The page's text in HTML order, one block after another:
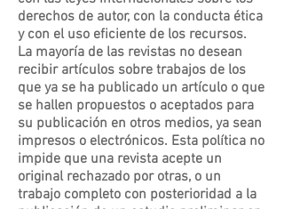
derechos de autor, con la conducta ética
y con el uso eficiente de los recursos.
La mayoría de las revistas no desean
recibir artículos sobre trabajos de los
que ya se ha publicado un artículo o que
se hallen propuestos o aceptados para
su publicación en otros medios, ya sean
impresos o electrónicos. Esta política no
impide que una revista acepte un
original rechazado por otras, o un
trabajo completo con posterioridad a la